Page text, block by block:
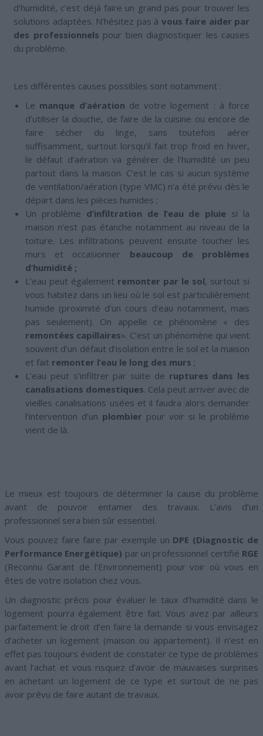
d’humidité, c’est déjà faire un grand pas pour trouver les
solutions adaptées. N’hésitez pas à vous faire aider par
des professionnels pour bien diagnostiquer les causes
du problème.
Les différentes causes possibles sont notamment :
Le manque d’aération de votre logement : à force
d’utiliser la douche, de faire de la cuisine ou encore de
faire sécher du linge, sans toutefois aérer
suffisamment, surtout lorsqu’il fait trop froid en hiver,
le défaut d’aération va générer de l’humidité un peu
partout dans la maison. C’est le cas si aucun système
de ventilation/aération (type VMC) n’a été prévu dès le
départ dans les pièces humides ;
Un problème d’infiltration de l’eau de pluie si la
maison n’est pas étanche notamment au niveau de la
toiture. Les infiltrations peuvent ensuite toucher les
murs et occasionner beaucoup de problèmes
d’humidité ;
L’eau peut également remonter par le sol, surtout si
vous habitez dans un lieu où le sol est particulièrement
humide (proximité d’un cours d’eau notamment, mais
pas seulement). On appelle ce phénomène « des
remontées capillaires». C’est un phénomène qui vient
souvent d’un défaut d’isolation entre le sol et la maison
et fait remonter l’eau le long des murs ;
L’eau peut s’infiltrer par suite de ruptures dans les
canalisations domestiques. Cela peut arriver avec de
vieilles canalisations usées et il faudra alors demander
l’intervention d’un plombier pour voir si le problème
vient de là.
Le mieux est toujours de déterminer la cause du problème
avant de pouvoir entamer des travaux. L’avis d’un
professionnel sera bien sûr essentiel.
Vous pouvez faire faire par exemple un DPE (Diagnostic de
Performance Energétique) par un professionnel certifié RGE
(Reconnu Garant de l’Environnement) pour voir où vous en
êtes de votre isolation chez vous.
Un diagnostic précis pour évaluer le taux d’humidité dans le
logement pourra également être fait. Vous avez par ailleurs
parfaitement le droit d’en faire la demande si vous envisagez
d’acheter un logement (maison ou appartement). Il n’est en
effet pas toujours évident de constater ce type de problèmes
avant l’achat et vous risquez d’avoir de mauvaises surprises
en achetant un logement de ce type et surtout de ne pas
avoir prévu de faire autant de travaux.